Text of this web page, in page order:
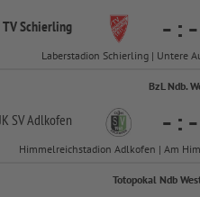
TV Schierling - : -
Laberstadion Schierling | Untere
BzL Ndb.
SV Adlkofen - : -
Himmelreichstadion Adlkofen | Am
Totopokal Ndb